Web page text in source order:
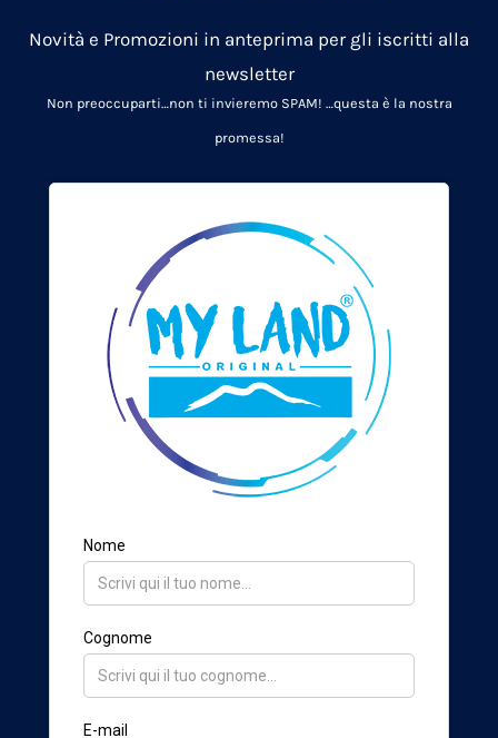
Novità e Promozioni in anteprima per gli iscritti alla
newsletter
Non preoccuparti…non ti invieremo SPAM! …questa è la nostra
promessa!